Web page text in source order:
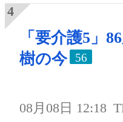
「要介護5」
樹の今
56
08月08日 12:18